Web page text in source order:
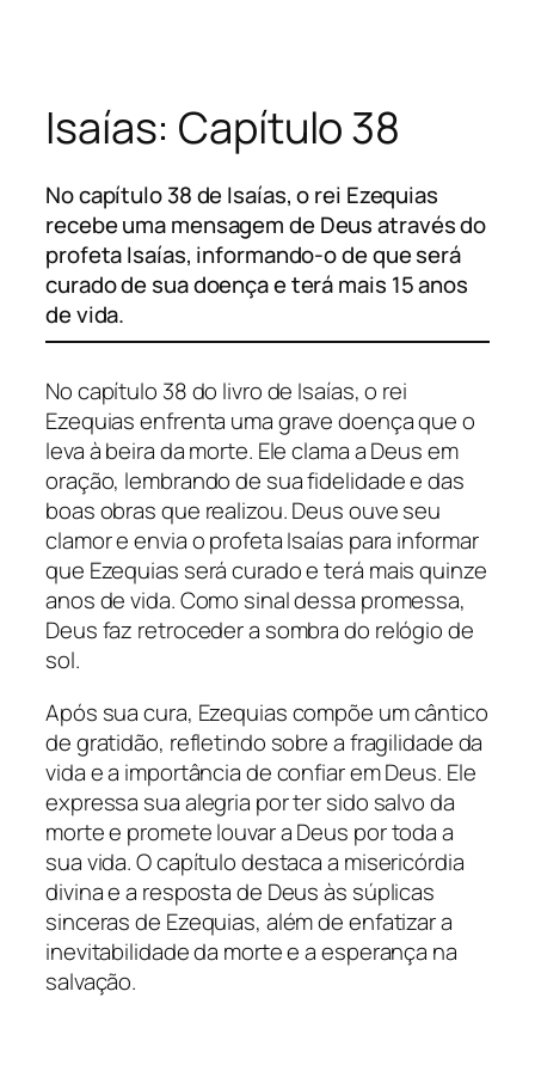
conteúdo
Isaías: Capítulo 38
No capítulo 38 de Isaías, o rei Ezequias
recebe uma mensagem de Deus através do
profeta Isaías, informando-o de que será
curado de sua doença e terá mais 15 anos
de vida.
No capítulo 38 do livro de Isaías, o rei
Ezequias enfrenta uma grave doença que o
leva à beira da morte. Ele clama a Deus em
oração, lembrando de sua fidelidade e das
boas obras que realizou. Deus ouve seu
clamor e envia o profeta Isaías para informar
que Ezequias será curado e terá mais quinze
anos de vida. Como sinal dessa promessa,
Deus faz retroceder a sombra do relógio de
sol.
Após sua cura, Ezequias compõe um cântico
de gratidão, refletindo sobre a fragilidade da
vida e a importância de confiar em Deus. Ele
expressa sua alegria por ter sido salvo da
morte e promete louvar a Deus por toda a
sua vida. O capítulo destaca a misericórdia
divina e a resposta de Deus às súplicas
sinceras de Ezequias, além de enfatizar a
inevitabilidade da morte e a esperança na
salvação.